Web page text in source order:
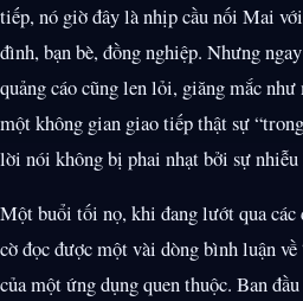
tiếp, nó giờ đây là nhịp cầu nối Mai
đình, bạn bè, đồng nghiệp. Nhưng
quảng cáo cũng len lỏi, giăng mắc
một không gian giao tiếp thật sự
lời nói không bị phai nhạt bởi sự
Một buổi tối nọ, khi đang lướt qua
cờ đọc được một vài dòng bình luận về
của một ứng dụng quen thuộc. Ban